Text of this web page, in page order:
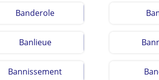
Banderole
Banlieue
Bannissement